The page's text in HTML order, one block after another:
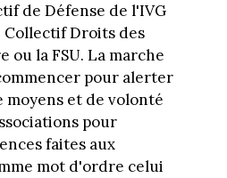
de Défense de l'IVG
Collectif Droits des
ou la FSU. La marche
pour alerter
moyens et de volonté
pour
faites aux
mot d'ordre celui